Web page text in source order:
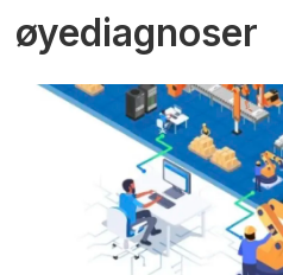
øyediagnoser